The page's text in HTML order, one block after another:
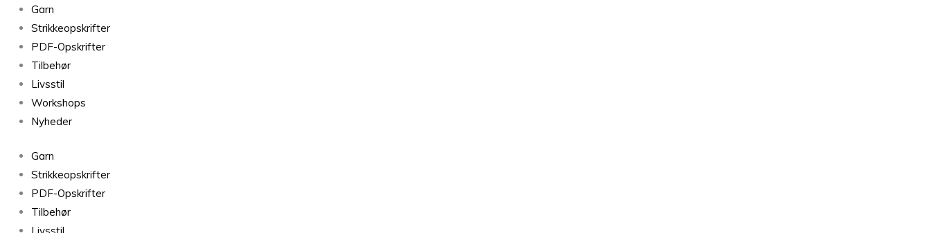
Garn
Strikkeopskrifter
PDF-Opskrifter
Tilbehør
Livsstil
Workshops
Nyheder
Garn
Strikkeopskrifter
PDF-Opskrifter
Tilbehør
Livsstil
Bertils
Babytæppe
antal